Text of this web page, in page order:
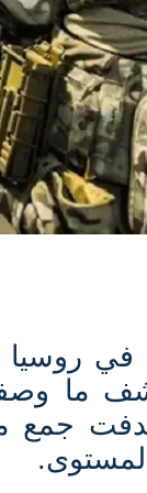
روسيا
ما
.